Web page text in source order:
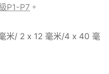
P1-P7 。
米/ 2 x 12 毫米/4 x 40 毫